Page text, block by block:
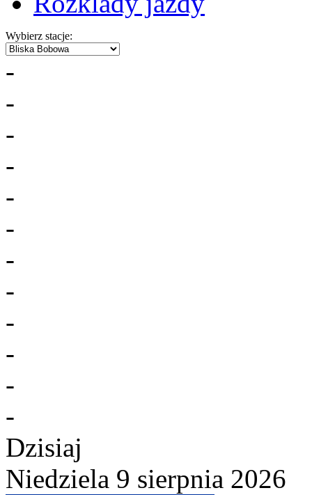
Wybierz stacje:
-
-
-
-
-
-
-
-
-
-
-
-
Dzisiaj
Niedziela 9 sierpnia 2026